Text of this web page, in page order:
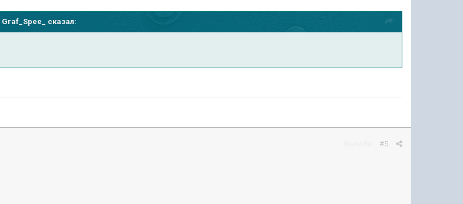
Graf_Spee_ сказал:
#5